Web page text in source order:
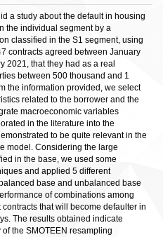
a study about the default in housing
the individual segment by a
classified in the S1 segment, using
contracts agreed between January
2021, that they had as a real
between 500 thousand and 1
the information provided, we select
related to the borrower and the
macroeconomic variables
in the literature into the
to be quite relevant in the
model. Considering the large
in the base, we used some
and applied 5 different
base and unbalanced base
of combinations among
that will become defaulter in
The results obtained indicate
the SMOTEEN resampling